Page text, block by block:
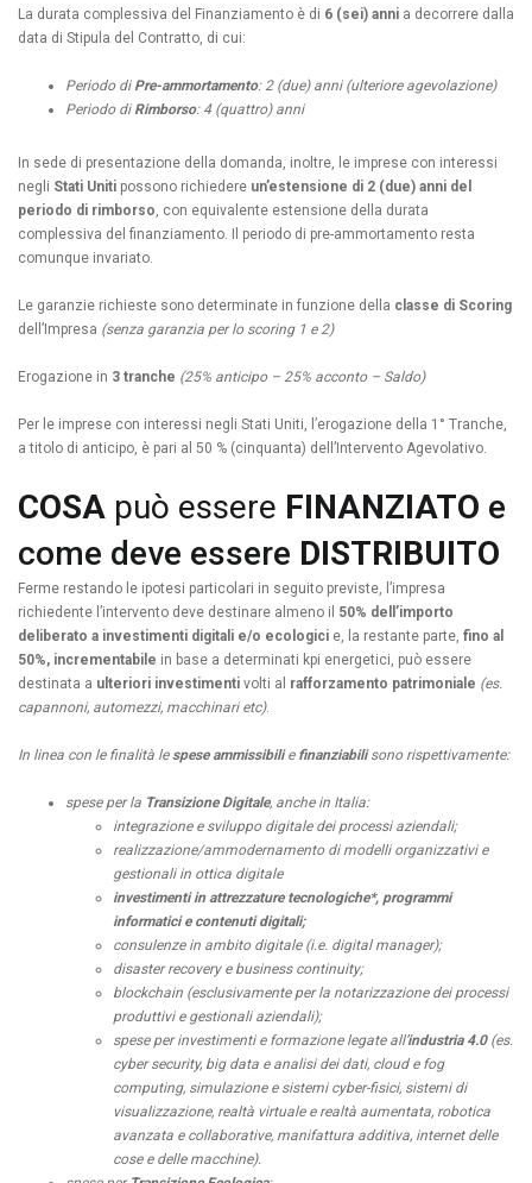
La durata complessiva del Finanziamento è di 6 (sei) anni a decorrere dalla
data di Stipula del Contratto, di cui:
Periodo di Pre-ammortamento: 2 (due) anni (ulteriore agevolazione)
Periodo di Rimborso: 4 (quattro) anni
In sede di presentazione della domanda, inoltre, le imprese con interessi
negli Stati Uniti possono richiedere un’estensione di 2 (due) anni del
periodo di rimborso, con equivalente estensione della durata
complessiva del finanziamento. Il periodo di pre-ammortamento resta
comunque invariato.
Le garanzie richieste sono determinate in funzione della classe di Scoring
dell’Impresa (senza garanzia per lo scoring 1 e 2)
Erogazione in 3 tranche (25% anticipo – 25% acconto – Saldo)
Per le imprese con interessi negli Stati Uniti, l’erogazione della 1° Tranche,
a titolo di anticipo, è pari al 50 % (cinquanta) dell’Intervento Agevolativo.
COSA può essere FINANZIATO e
come deve essere DISTRIBUITO
Ferme restando le ipotesi particolari in seguito previste, l’impresa
richiedente l’intervento deve destinare almeno il 50% dell’importo
deliberato a investimenti digitali e/o ecologici e, la restante parte, fino al
50%, incrementabile in base a determinati kpi energetici, può essere
destinata a ulteriori investimenti volti al rafforzamento patrimoniale (es.
capannoni, automezzi, macchinari etc).
In linea con le finalità lespese ammissibilie finanziabilisono rispettivamente:
spese per la Transizione Digitale, anche in Italia:
integrazione e sviluppo digitale dei processi aziendali;
realizzazione/ammodernamento di modelli organizzativi e
gestionali in ottica digitale
investimenti in attrezzature tecnologiche*, programmi
informatici e contenuti digitali;
consulenze in ambito digitale (i.e. digital manager);
disaster recovery e business continuity;
blockchain (esclusivamente per la notarizzazione dei processi
produttivi e gestionali aziendali);
spese per investimenti e formazione legate all’industria 4.0(es.
cyber security, big data e analisi dei dati, cloud e fog
computing, simulazione e sistemi cyber-fisici, sistemi di
visualizzazione, realtà virtuale e realtà aumentata, robotica
avanzata e collaborative, manifattura additiva, internet delle
cose e delle macchine).